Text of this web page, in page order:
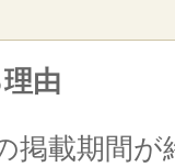
由
掲載期間が